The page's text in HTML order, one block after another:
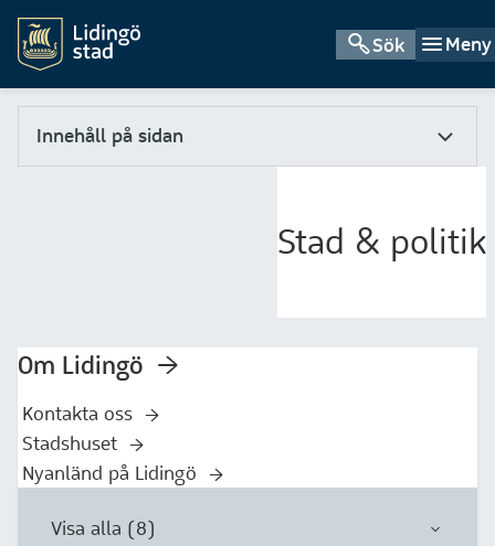
Sök Meny
Innehåll på sidan
Stad & politik
Om Lidingö
Kontakta oss
Stadshuset
Nyanländ på Lidingö
Visa alla (8)